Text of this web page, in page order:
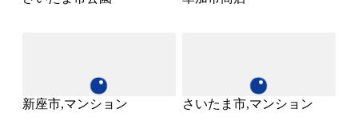
新座市,マンション さいたま市,マンション